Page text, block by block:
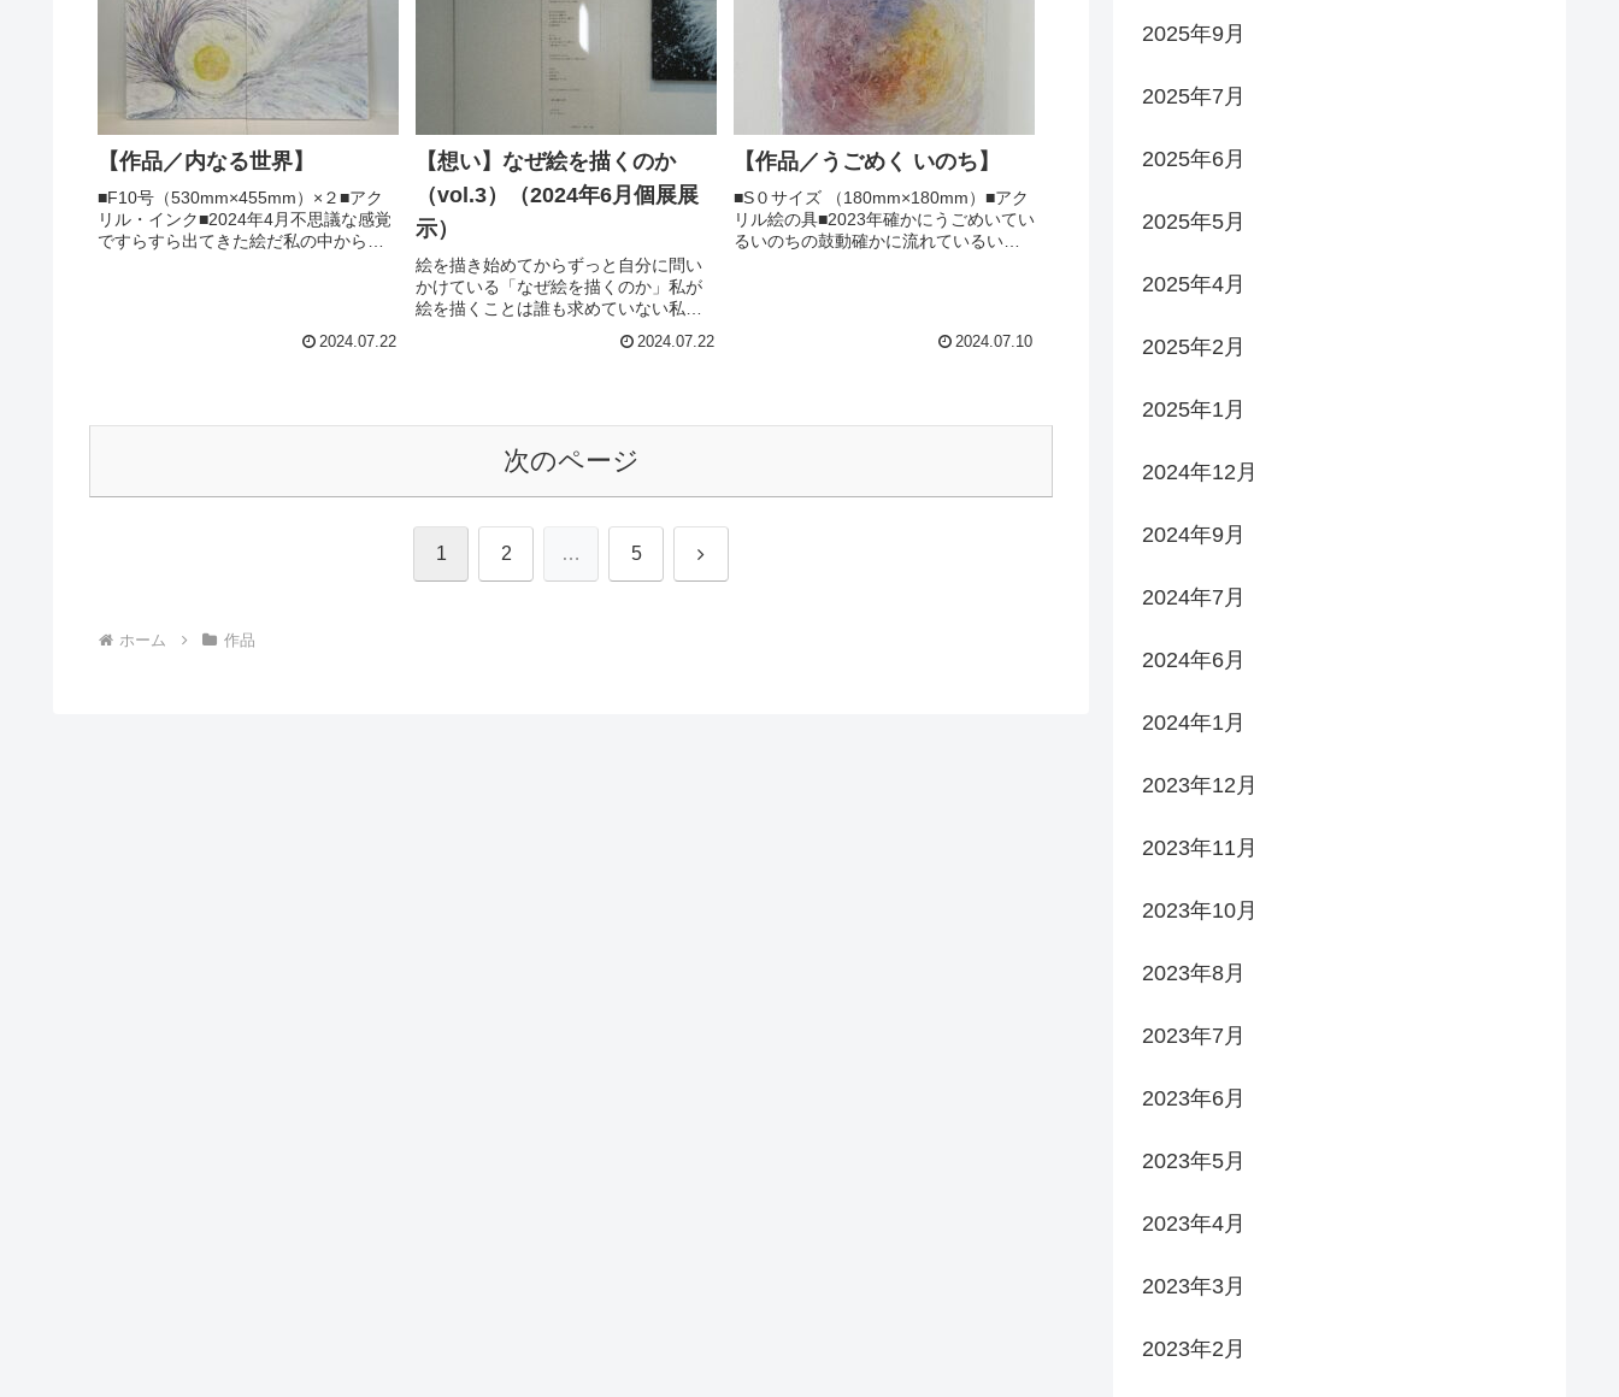
【作品／内なる世界】
■F10号（530mm×455mm）×２■アク
リル・インク■2024年4月不思議な感覚
ですらすら出てきた絵だ私の中からこ
2024.07.22
【想い】なぜ絵を描くのか
（vol.3）（2024年6月個展展
示）
絵を描き始めてからずっと自分に問い
かけている「なぜ絵を描くのか」私が
絵を描くことは誰も求めていない私が
れでも私は 自分の人生に絵を描くこと
2024.07.22
【作品／うごめく いのち】
■S０サイズ （180mm×180mm）■アク
リル絵の具■2023年確かにうごめいてい
るいのちの鼓動確かに流れているいの
2024.07.10
次のページ
1 2 … 5 次
ホーム 作品
2025年9月
2025年7月
2025年6月
2025年5月
2025年4月
2025年2月
2025年1月
2024年12月
2024年9月
2024年7月
2024年6月
2024年1月
2023年12月
2023年11月
2023年10月
2023年8月
2023年7月
2023年6月
2023年5月
2023年4月
2023年3月
2023年2月